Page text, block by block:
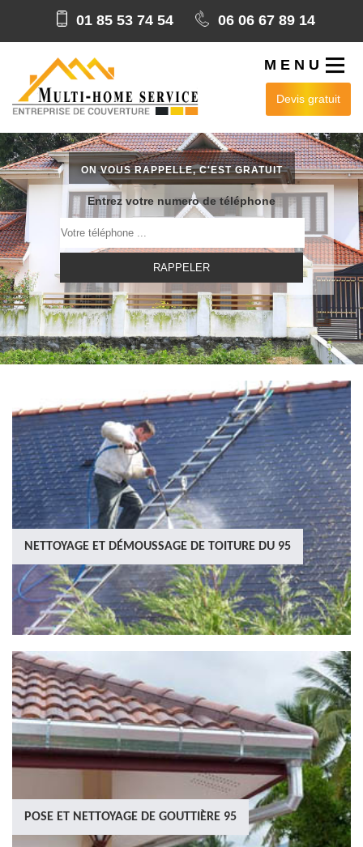
01 85 53 74 54 06 06 67 89 14
MENU
Devis gratuit
ON VOUS RAPPELLE, C'EST GRATUIT
Entrez votre numero de téléphone
NETTOYAGE ET DÉMOUSSAGE DE TOITURE DU 95
POSE ET NETTOYAGE DE GOUTTIÈRE 95